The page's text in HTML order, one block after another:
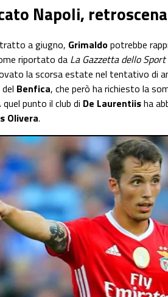
Napoli,
a giugno, Grimaldopotrebbe
riportato da La Gazzetta dello Sport
la scorsa estate nel tentativo di
Benfica, che però ha richiesto la
punto il club di De Laurentiisha
Olivera.